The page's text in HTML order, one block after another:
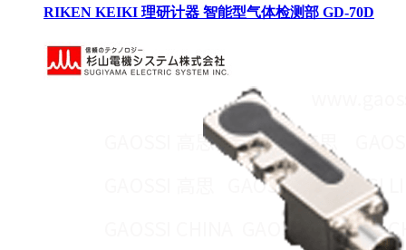
RIKEN KEIKI 理研计器 智能型气体检测部 GD-70D